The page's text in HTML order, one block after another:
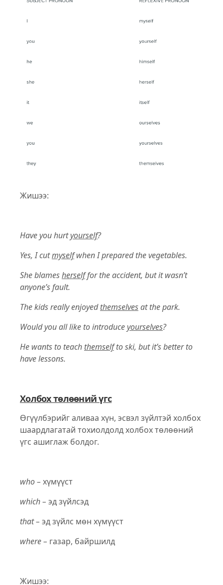
Жишээ:
Have you hurtyourself?
Yes, I cutmyselfwhen I prepared the vegetables.
She blamesherselffor the accident, but it wasn’t
anyone’s fault.
The kids really enjoyedthemselvesat the park.
Would you all like to introduceyourselves?
He wants to teach themselfto ski, but it’s better to
have lessons.
Холбох төлөөний үгс
Өгүүлбэрийг аливаа хүн, эсвэл зүйлтэй холбох
шаардлагатай тохиолдолд холбох төлөөний
үгс ашиглаж болдог.
who – хүмүүст
which – эд зүйлсэд
that – эд зүйлс мөн хүмүүст
where – газар, байршилд
Жишээ: